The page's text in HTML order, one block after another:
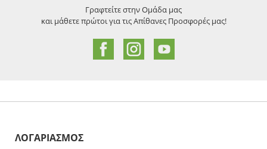
Γραφτείτε στην Ομάδα μας
και μάθετε πρώτοι για τις Απίθανες Προσφορές μας!
ΛΟΓΑΡΙΑΣΜΟΣ